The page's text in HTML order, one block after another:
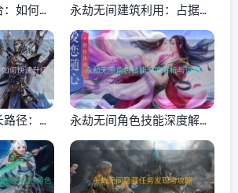
如何构
永劫无间建筑利用：占据有
利地形的策略
径：如
永劫无间角色技能深度解析
与运用